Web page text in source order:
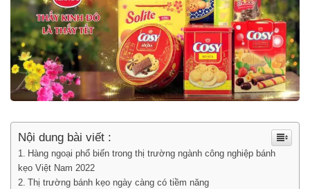
Nội dung bài viết :
Hàng ngoại phổ biến trong thị trường ngành công nghiệp bánh
kẹo Việt Nam 2022
Thị trường bánh kẹo ngày càng có tiềm năng